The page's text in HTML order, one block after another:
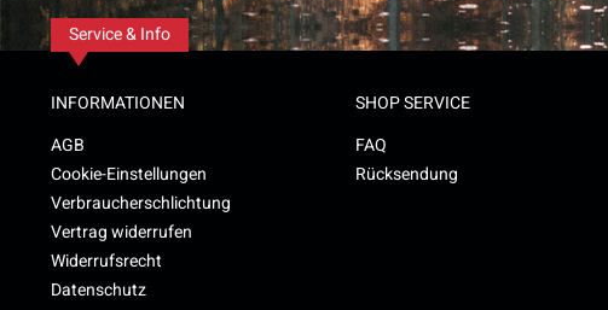
Service & Info
INFORMATIONEN
AGB
Cookie-Einstellungen
Verbraucherschlichtung
Vertrag widerrufen
Widerrufsrecht
Datenschutz
SHOP SERVICE
FAQ
Rücksendung